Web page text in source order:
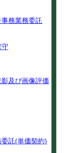
務業務委託
守
及び画像評価
託(単価契約)